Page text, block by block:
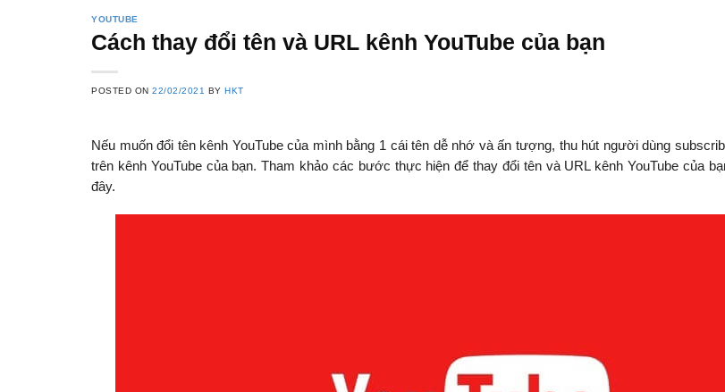
YOUTUBE
Cách thay đổi tên và URL kênh YouTube của bạn
POSTED ON22/02/2021 BYHKT
Nếu muốn đổi tên kênh YouTube của mình bằng 1 cái tên dễ nhớ và ấn tượng, thu hút người dùng
trên kênh YouTube của bạn. Tham khảo các bước thực hiện để thay đổi tên và URL kênh YouTube của
đây.